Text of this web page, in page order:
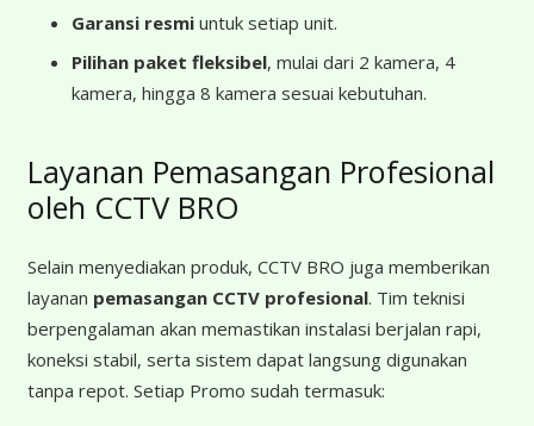
Garansi resmi untuk setiap unit.
Pilihan paket fleksibel, mulai dari 2 kamera, 4
kamera, hingga 8 kamera sesuai kebutuhan.
Layanan Pemasangan Profesional
oleh CCTV BRO
Selain menyediakan produk, CCTV BRO juga memberikan
layanan pemasangan CCTV profesional. Tim teknisi
berpengalaman akan memastikan instalasi berjalan rapi,
koneksi stabil, serta sistem dapat langsung digunakan
tanpa repot. Setiap Promo sudah termasuk: